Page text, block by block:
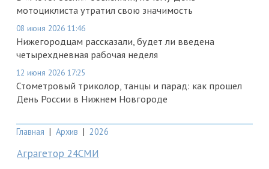
мотоциклиста утратил свою значимость
08 июня 2026 11:46
Нижегородцам рассказали, будет ли введена
четырехдневная рабочая неделя
12 июня 2026 17:25
Стометровый триколор, танцы и парад: как прошел
День России в Нижнем Новгороде
Главная | Архив | 2026
Аграгетор 24СМИ